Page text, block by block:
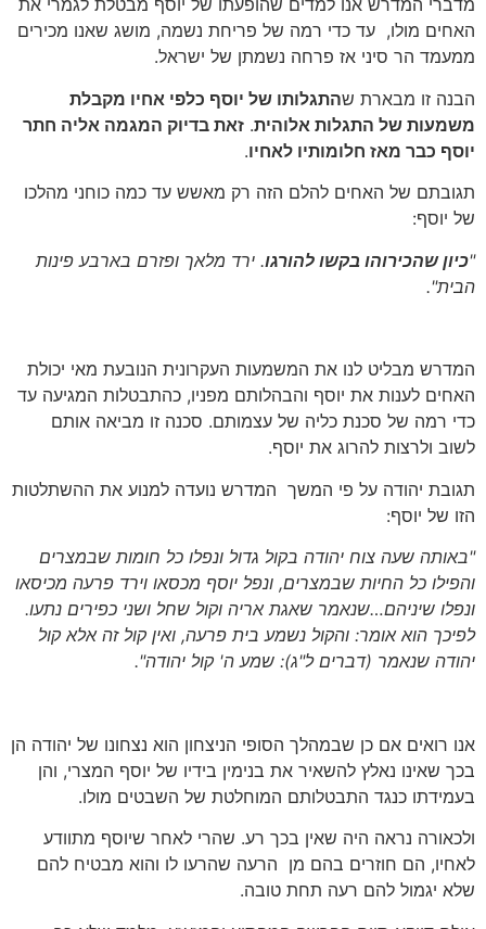
מדברי המדרש אנו למדים שהופעתו של יוסף מבטלת לגמרי את
האחים מולו, עד כדי רמה של פריחת נשמה, מושג שאנו מכירים
ממעמד הר סיני אז פרחה נשמתן של ישראל.
הבנה זו מבארת שהתגלותו של יוסף כלפי אחיו מקבלת
משמעות של התגלות אלוהית. זאת בדיוק המגמה אליה חתר
יוסף כבר מאז חלומותיו לאחיו.
תגובתם של האחים להלם הזה רק מאשש עד כמה כוחני מהלכו
של יוסף:
"כיון שהכירוהו בקשו להורגו. ירד מלאך ופזרם בארבע פינות
הבית".
המדרש מבליט לנו את המשמעות העקרונית הנובעת מאי יכולת
האחים לענות את יוסף והבהלותם מפניו, כהתבטלות המגיעה עד
כדי רמה של סכנת כליה של עצמותם. סכנה זו מביאה אותם
לשוב ולרצות להרוג את יוסף.
תגובת יהודה על פי המשך המדרש נועדה למנוע את ההשתלטות
הזו של יוסף:
"באותה שעה צוח יהודה בקול גדול ונפלו כל חומות שבמצרים
והפילו כל החיות שבמצרים, ונפל יוסף מכסאו וירד פרעה מכיסאו
ונפלו שיניהם…שנאמר שאגת אריה וקול שחל ושני כפירים נתעו.
לפיכך הוא אומר: והקול נשמע בית פרעה, ואין קול זה אלא קול
יהודה שנאמר (דברים ל"ג): שמע ה' קול יהודה".
אנו רואים אם כן שבמהלך הסופי הניצחון הוא נצחונו של יהודה הן
בכך שאינו נאלץ להשאיר את בנימין בידיו של יוסף המצרי, והן
בעמידתו כנגד התבטלותם המוחלטת של השבטים מולו.
ולכאורה נראה היה שאין בכך רע. שהרי לאחר שיוסף מתוודע
לאחיו, הם חוזרים בהם מן הרעה שהרעו לו והוא מבטיח להם
שלא יגמול להם רעה תחת טובה.